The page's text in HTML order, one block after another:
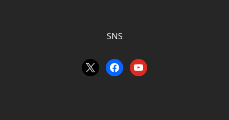
SNS
x facebook
youtube